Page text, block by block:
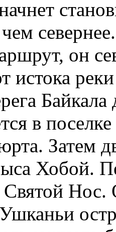
севернее.
он
истока
в
Затем
Хобой.
Святой